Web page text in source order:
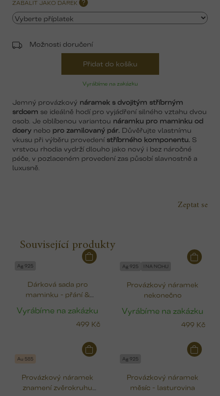
Vyrábíme na zakázku
ZABALIT JAKO DÁREK ?
Možnosti doručení
Přidat do košíku
Jemný provázkový náramek s dvojitým stříbrným
srdcem se ideálně hodí pro vyjádření silného vztahu dvou
osob. Je oblíbenou variantou náramku pro maminku od
dcery nebo pro zamilovaný pár. Důvěřujte vlastnímu
vkusu při výběru provedenístříbrného komponentu. S
vrstvou rhodia vydrží dlouho jako nový i bez náročné
péče, v pozlaceném provedení zas působí slavnostně a
luxusně.
Zeptat se
Související produkty
Ag 925
Dárková sada pro
maminku - přání &
Vyrábíme na zakázku
499 Kč
Ag 925 I NA NOHU
Provázkový náramek
nekonečno
Vyrábíme na zakázku
499 Kč
Au 585
Provázkový náramek
znamení zvěrokruhu
Ag 925
Provázkový náramek
měsíc - lasturovina